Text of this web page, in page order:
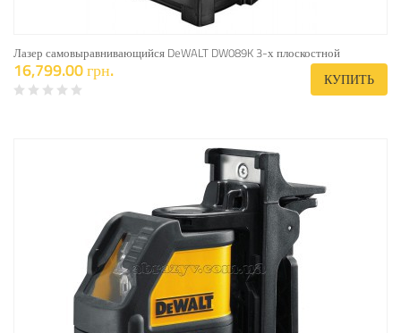
Лазер самовыравнивающийся DeWALT DW089K 3-х плоскостной
16,799.00 грн. КУПИТЬ